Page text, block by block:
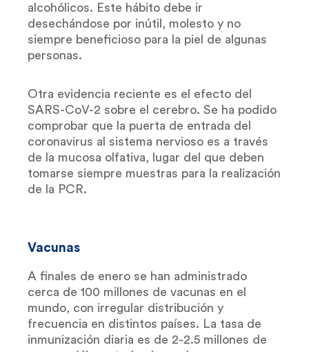
alcohólicos. Este hábito debe ir
desechándose por inútil, molesto y no
siempre beneficioso para la piel de algunas
personas.
Otra evidencia reciente es el efecto del
SARS-CoV-2 sobre el cerebro. Se ha podido
comprobar que la puerta de entrada del
coronavirus al sistema nervioso es a través
de la mucosa olfativa, lugar del que deben
tomarse siempre muestras para la realización
de la PCR.
Vacunas
A finales de enero se han administrado
cerca de 100 millones de vacunas en el
mundo, con irregular distribución y
frecuencia en distintos países. La tasa de
inmunización diaria es de 2-2.5 millones de